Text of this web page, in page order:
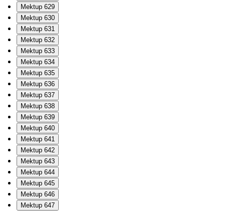
Mektup 629
Mektup 630
Mektup 631
Mektup 632
Mektup 633
Mektup 634
Mektup 635
Mektup 636
Mektup 637
Mektup 638
Mektup 639
Mektup 640
Mektup 641
Mektup 642
Mektup 643
Mektup 644
Mektup 645
Mektup 646
Mektup 647